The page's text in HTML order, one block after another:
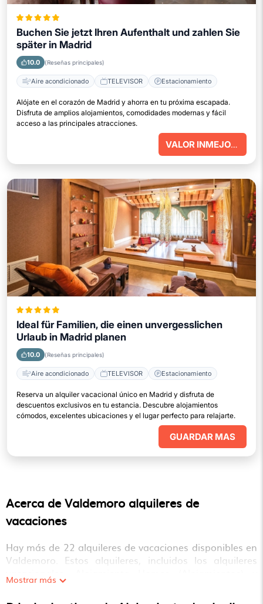
Buchen Sie jetzt Ihren Aufenthalt und zahlen Sie
später in Madrid
10.0 (Reseñas principales)
Aire acondicionado TELEVISOR Estacionamiento
Alójate en el corazón de Madrid y ahorra en tu próxima escapada.
Disfruta de amplios alojamientos, comodidades modernas y fácil
acceso a las principales atracciones.
VALOR INMEJORABLE
Ideal für Familien, die einen unvergesslichen
Urlaub in Madrid planen
10.0 (Reseñas principales)
Aire acondicionado TELEVISOR Estacionamiento
Reserva un alquiler vacacional único en Madrid y disfruta de
descuentos exclusivos en tu estancia. Descubre alojamientos
cómodos, excelentes ubicaciones y el lugar perfecto para relajarte.
GUARDAR MAS
Acerca de Valdemoro alquileres de
vacaciones
Hay más de 22 alquileres de vacaciones disponibles en
Valdemoro . Estos alquileres, incluidos los alquileres
vacacionales, Alojamiento Homes (Alojamientos) y
otros alojamientos privados a corto plazo, cuentan con
Mostrar más